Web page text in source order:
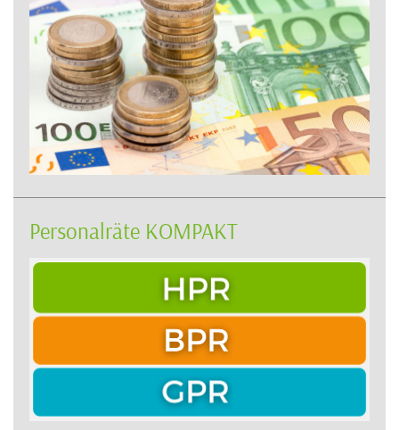
Personalräte KOMPAKT